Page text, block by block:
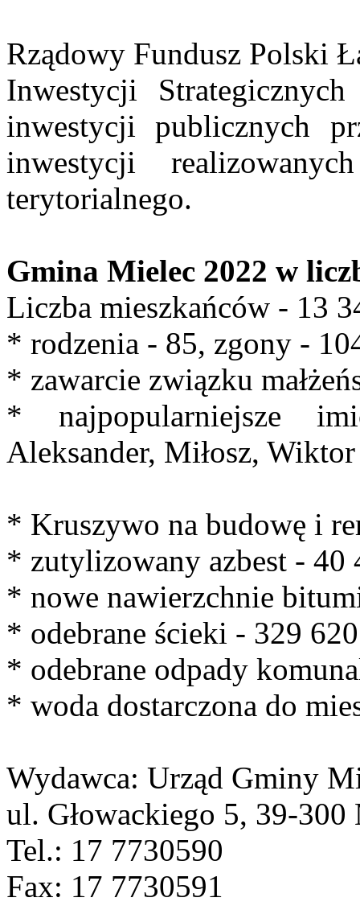
Rządowy Fundusz Polski
Inwestycji
inwestycji publicznych
inwestycji
terytorialnego.
Gmina Mielec 2022 w
Liczba mieszkańców - 13
* rodzenia - 85, zgony -
* zawarcie związku
* najpopularniejsze
Aleksander, Miłosz, Wiktor
* Kruszywo na budowę i
* zutylizowany azbest - 40
* nowe nawierzchnie
* odebrane ścieki - 329
* odebrane odpady
* woda dostarczona do
Wydawca: Urząd Gminy
ul. Głowackiego 5, 39-300
Tel.: 17 7730590
Fax: 17 7730591